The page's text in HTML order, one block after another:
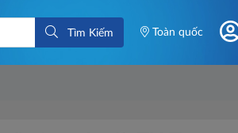
Tìm Kiếm Toàn quốc